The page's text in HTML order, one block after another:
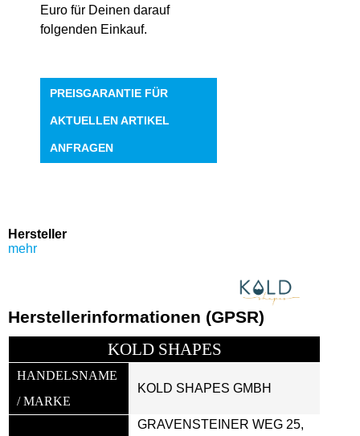
Euro für Deinen darauf
folgenden Einkauf.
PREISGARANTIE FÜR
AKTUELLEN ARTIKEL
ANFRAGEN
Hersteller
mehr
Herstellerinformationen (GPSR)
KOLD SHAPES
HANDELSNAME
/ MARKE
KOLD SHAPES GMBH
GRAVENSTEINER WEG 25,